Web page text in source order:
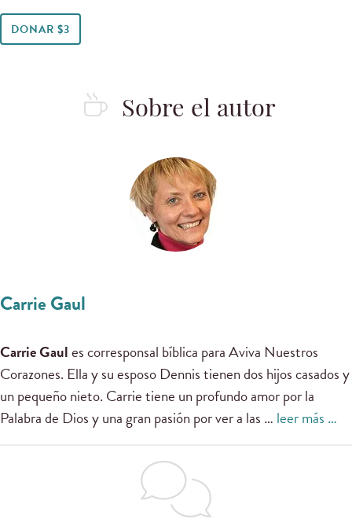
DONAR $3
Sobre el autor
Carrie Gaul
Carrie Gaules corresponsal bíblica para Aviva Nuestros
Corazones. Ella y su esposo Dennis tienen dos hijos casados ​​y
un pequeño nieto. Carrie tiene un profundo amor por la
Palabra de Dios y una gran pasión por ver a las … leer más …